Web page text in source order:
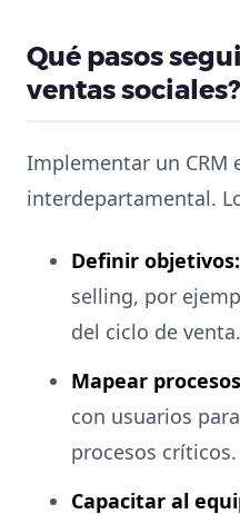
Qué pasos
ventas sociales?
Implementar un CRM
interdepartamental.
Definir objetivos:
selling, por
del ciclo de venta.
Mapear
con usuarios
procesos críticos.
Capacitar al